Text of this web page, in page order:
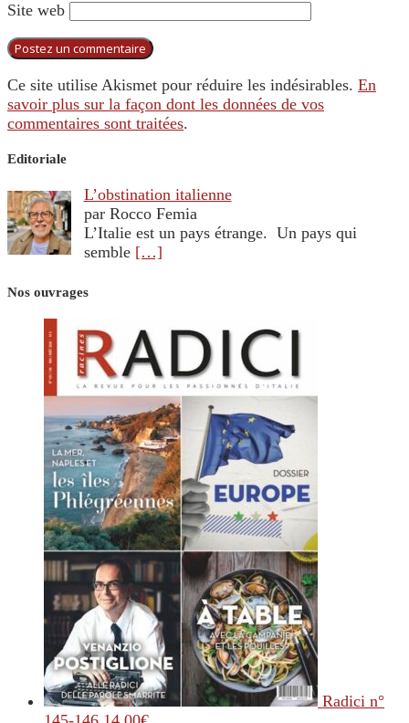
Site web
Ce site utilise Akismet pour réduire les indésirables. En
savoir plus sur la façon dont les données de vos
commentaires sont traitées.
Editoriale
L’obstination italienne
par Rocco Femia
L’Italie est un pays étrange. Un pays qui
semble […]
Nos ouvrages
Radici n°